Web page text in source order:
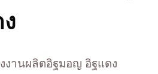
งานผลิตอิฐมอญ อิฐแดง